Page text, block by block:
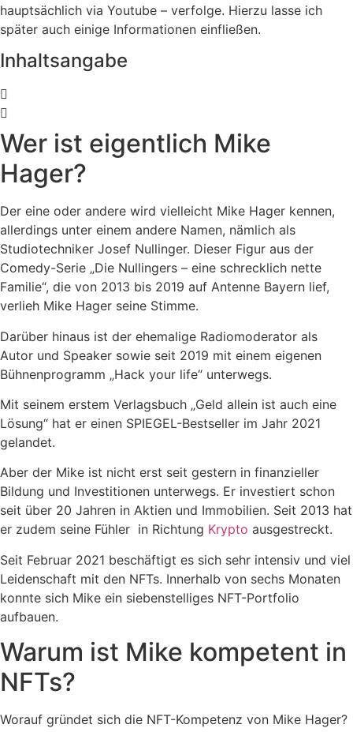
hauptsächlich via Youtube – verfolge. Hierzu lasse ich
später auch einige Informationen einfließen.
Inhaltsangabe
Wer ist eigentlich Mike
Hager?
Der eine oder andere wird vielleicht Mike Hager kennen,
allerdings unter einem andere Namen, nämlich als
Studiotechniker Josef Nullinger. Dieser Figur aus der
Comedy-Serie „Die Nullingers – eine schrecklich nette
Familie“, die von 2013 bis 2019 auf Antenne Bayern lief,
verlieh Mike Hager seine Stimme.
Darüber hinaus ist der ehemalige Radiomoderator als
Autor und Speaker sowie seit 2019 mit einem eigenen
Bühnenprogramm „Hack your life“ unterwegs.
Mit seinem erstem Verlagsbuch „Geld allein ist auch eine
Lösung“ hat er einen SPIEGEL-Bestseller im Jahr 2021
gelandet.
Aber der Mike ist nicht erst seit gestern in finanzieller
Bildung und Investitionen unterwegs. Er investiert schon
seit über 20 Jahren in Aktien und Immobilien. Seit 2013 hat
er zudem seine Fühler in Richtung Krypto ausgestreckt.
Seit Februar 2021 beschäftigt es sich sehr intensiv und viel
Leidenschaft mit den NFTs. Innerhalb von sechs Monaten
konnte sich Mike ein siebenstelliges NFT-Portfolio
aufbauen.
Warum ist Mike kompetent in
NFTs?
Worauf gründet sich die NFT-Kompetenz von Mike Hager?